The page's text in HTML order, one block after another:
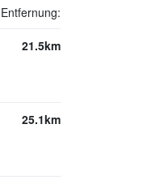
Entfernung:
21.5km
25.1km